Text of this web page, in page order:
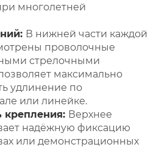
многолетней
В нижней части каждой
проволочные
стрелочными
максимально
удлинение по
или линейке.
крепления: Верхнее
надёжную фиксацию
или демонстрационных